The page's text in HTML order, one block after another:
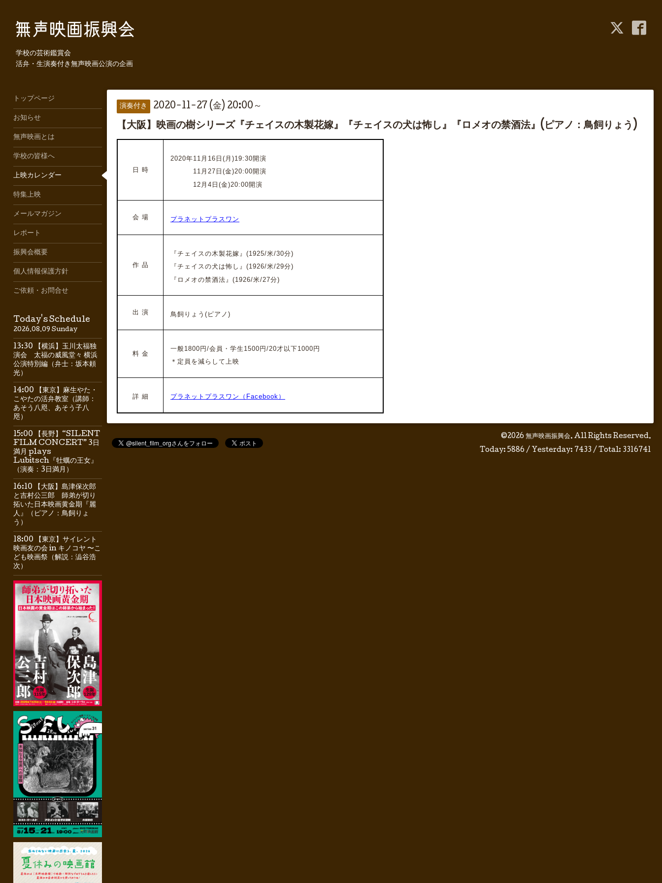
学校の芸術鑑賞会
活弁・生演奏付き無声映画公演の企画
演奏付き 2020-11-27 (金) 20:00～
【大阪】映画の樹シリーズ『チェイスの木製花嫁』『チェイスの犬は怖し』『ロメオの禁酒法』(ピアノ：鳥飼りょう)
日 時
2020年11月16日(月)19:30開演
11月27日(金)20:00開演
12月4日(金)20:00開演
会 場 プラネットプラスワン
作 品
『チェイスの木製花嫁』(1925/米/30分)
『チェイスの犬は怖し』(1926/米/29分)
『ロメオの禁酒法』(1926/米/27分)
出 演 鳥飼りょう(ピアノ)
料 金
一般1800円/会員・学生1500円/20才以下1000円
＊定員を減らして上映
詳 細 プラネットプラスワン（Facebook）
©2026 無声映画振興会. All Rights Reserved.
Today: 5886 / Yesterday: 7433 / Total: 3316741
トップページ
お知らせ
無声映画とは
学校の皆様へ
上映カレンダー
特集上映
メールマガジン
レポート
振興会概要
個人情報保護方針
ご依頼・お問合せ
Today's Schedule
2026.08.09 Sunday
13:30 【横浜】玉川太福独
演会 太福の威風堂々 横浜
公演特別編（弁士：坂本頼
光）
14:00 【東京】麻生やた・
こやたの活弁教室（講師：
あそう八咫、あそう子八
咫）
15:00 【長野】“SILENT
FILM CONCERT” 3日
満月 plays
Lubitsch『牡蠣の王女』
（演奏：3日満月）
16:10 【大阪】島津保次郎
と吉村公三郎 師弟が切り
拓いた日本映画黄金期『麗
人』（ピアノ：鳥飼りょ
う）
18:00 【東京】サイレント
映画友の会 in キノコヤ 〜こ
ども映画祭（解説：澁谷浩
次）